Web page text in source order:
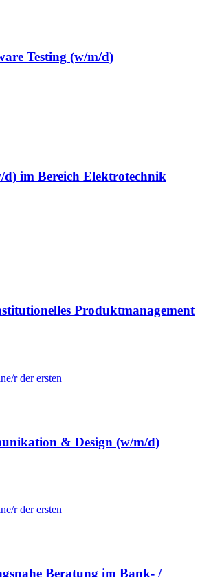
Testing (w/m/d)
d) im Bereich Elektrotechnik
Produktmanagement
r der ersten
& Design (w/m/d)
r der ersten
Beratung im Bank- /